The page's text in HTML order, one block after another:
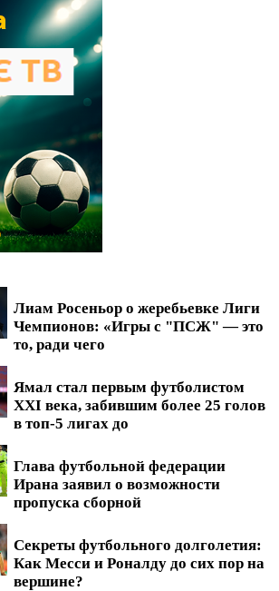
Лиам Росеньор о жеребьевке Лиги
Чемпионов: «Игры с "ПСЖ" — это
то, ради чего
Ямал стал первым футболистом
XXI века, забившим более 25 голов
в топ-5 лигах до
Глава футбольной федерации
Ирана заявил о возможности
пропуска сборной
Секреты футбольного долголетия:
Как Месси и Роналду до сих пор на
вершине?